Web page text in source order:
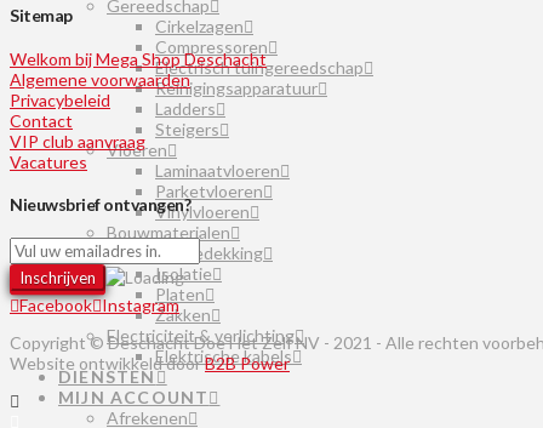
Gereedschap
Cirkelzagen
Compressoren
Electrisch tuingereedschap
Reinigingsapparatuur
Ladders
Steigers
Vloeren
Laminaatvloeren
Parketvloeren
Vinylvloeren
Bouwmaterialen
Dakbedekking
Isolatie
Platen
Zakken
Electriciteit & verlichting
Elektrische kabels
DIENSTEN
MIJN ACCOUNT
Afrekenen
Sitemap
Welkom bij Mega Shop Deschacht
Algemene voorwaarden
Privacybeleid
Contact
VIP club aanvraag
Vacatures
Nieuwsbrief ontvangen?
Facebook Instagram
Copyright © Deschacht Doe Het Zelf NV - 2021 - Alle rechten
Website ontwikkeld doorB2B Power